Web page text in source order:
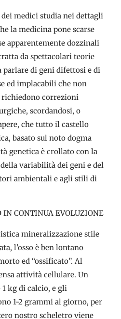
medici studia nei dettagli
la medicina pone scarse
apparentemente dozzinali
da spettacolari teorie
parlare di geni difettosi e di
ed implacabili che non
richiedono correzioni
scordandosi, o
che tutto il castello
basato sul noto dogma
genetica è crollato con la
variabilità dei geni e del
ambientali e agli stili di
IN CONTINUA EVOLUZIONE
mineralizzazione stile
l’osso è ben lontano
ed “ossificato”. Al
attività cellulare. Un
kg di calcio, e gli
1-2 grammi al giorno, per
nostro scheletro viene